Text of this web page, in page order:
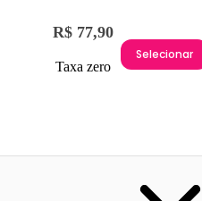
R$ 77,90
Taxa zero
Selecionar